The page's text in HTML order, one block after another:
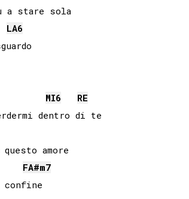
a stare sola
LA6
MI6
RE
dentro di te
amore
FA#m7
confine